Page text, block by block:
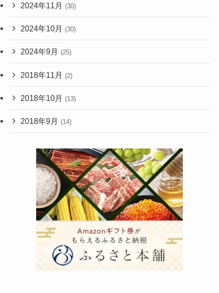
2024年11月 (30)
2024年10月 (30)
2024年9月 (25)
2018年11月 (2)
2018年10月 (13)
2018年9月 (14)